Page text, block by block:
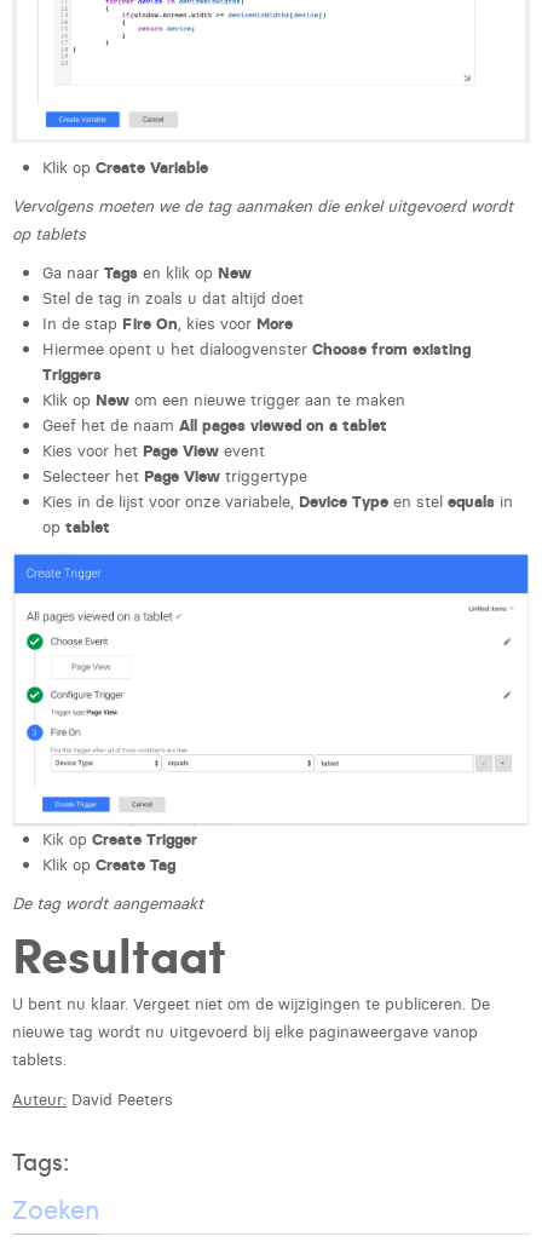
Victor Hayot
William Rezette
Yaël Vanhoe
Klik op Create Variable
Vervolgens moeten we de tag aanmaken die enkel uitgevoerd wordt
op tablets
Ga naar Tags en klik op New
Stel de tag in zoals u dat altijd doet
In de stap Fire On, kies voor More
Hiermee opent u het dialoogvenster Choose from existing
Triggers
Klik op New om een nieuwe trigger aan te maken
Geef het de naam All pages viewed on a tablet
Kies voor het Page View event
Selecteer het Page View triggertype
Kies in de lijst voor onze variabele, Device Type en stel equals in
op tablet
Kik op Create Trigger
Klik op Create Tag
De tag wordt aangemaakt
Resultaat
U bent nu klaar. Vergeet niet om de wijzigingen te publiceren. De
nieuwe tag wordt nu uitgevoerd bij elke paginaweergave vanop
tablets.
Auteur: David Peeters
Tags:
Zoeken